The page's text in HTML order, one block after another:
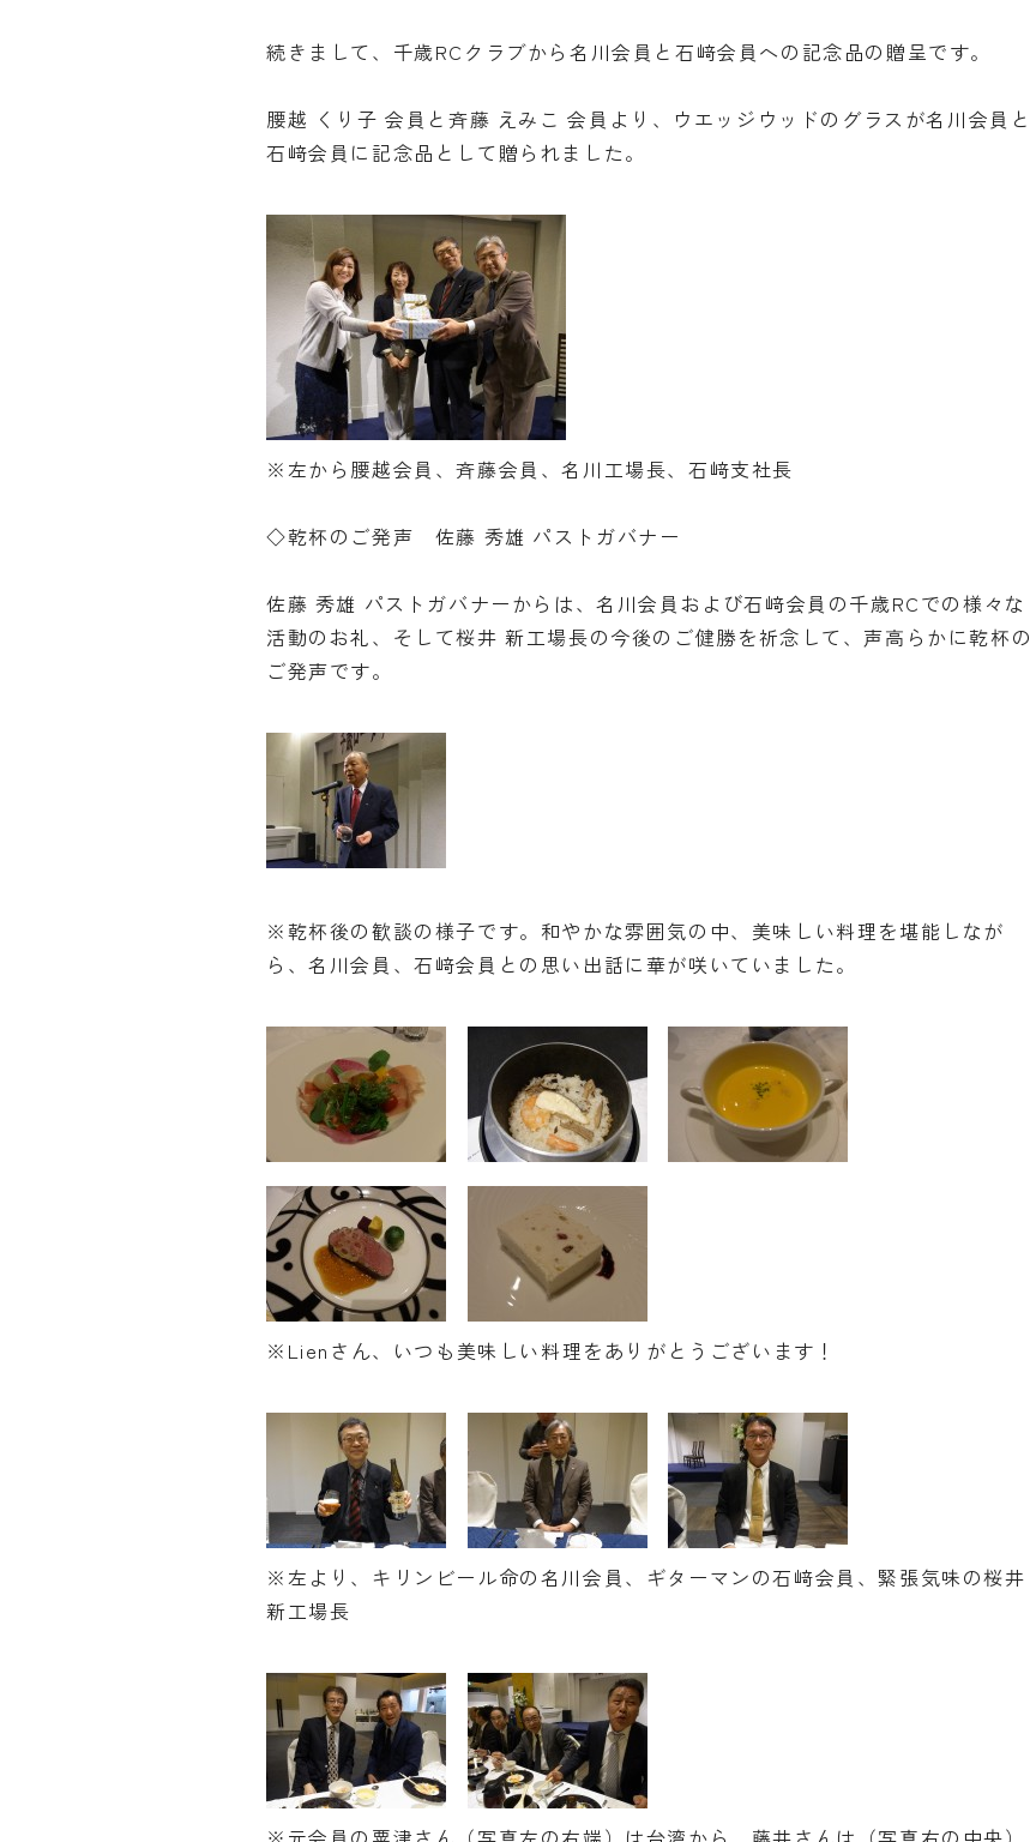
続きまして、千歳RCクラブから名川会員と石﨑会員への記念品の贈呈です。
腰越 くり子 会員と斉藤 えみこ 会員より、ウエッジウッドのグラスが名川会員と
石﨑会員に記念品として贈られました。
※左から腰越会員、斉藤会員、名川工場長、石﨑支社長
◇乾杯のご発声 佐藤 秀雄 パストガバナー
佐藤 秀雄 パストガバナーからは、名川会員および石﨑会員の千歳RCでの様々な
活動のお礼、そして桜井 新工場長の今後のご健勝を祈念して、声高らかに乾杯の
ご発声です。
※乾杯後の歓談の様子です。和やかな雰囲気の中、美味しい料理を堪能しなが
ら、名川会員、石﨑会員との思い出話に華が咲いていました。
※Lienさん、いつも美味しい料理をありがとうございます！
※左より、キリンビール命の名川会員、ギターマンの石﨑会員、緊張気味の桜井
新工場長